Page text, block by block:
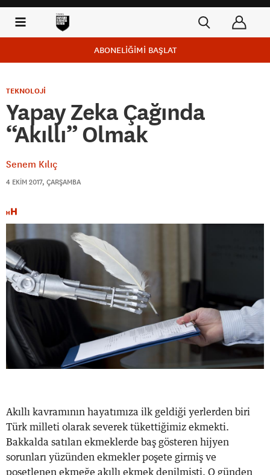
ABONELİĞİMİ BAŞLAT
TEKNOLOJİ
Yapay Zeka Çağında
“Akıllı” Olmak
Senem Kılıç
4 EKIM 2017, ÇARŞAMBA
Akıllı kavramının hayatımıza ilk geldiği yerlerden biri
Türk milleti olarak severek tükettiğimiz ekmekti.
Bakkalda satılan ekmeklerde baş gösteren hijyen
sorunları yüzünden ekmekler poşete girmiş ve
poşetlenen ekmeğe akıllı ekmek denilmişti. O günden